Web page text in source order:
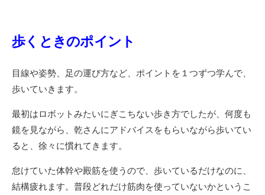
歩くときのポイント
目線や姿勢、足の運び方など、ポイントを１つずつ学んで、
歩いていきます。
最初はロボットみたいにぎこちない歩き方でしたが、何度も
鏡を見ながら、乾さんにアドバイスをもらいながら歩いてい
ると、徐々に慣れてきます。
怠けていた体幹や殿筋を使うので、歩いているだけなのに、
結構疲れます。普段どれだけ筋肉を使っていないかというこ